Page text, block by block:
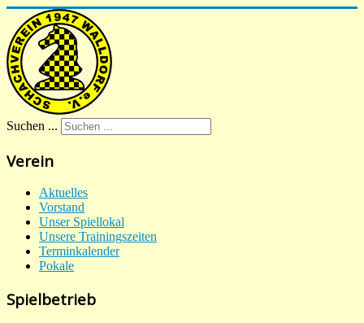
Suchen ...
Verein
Aktuelles
Vorstand
Unser Spiellokal
Unsere Trainingszeiten
Terminkalender
Pokale
Spielbetrieb